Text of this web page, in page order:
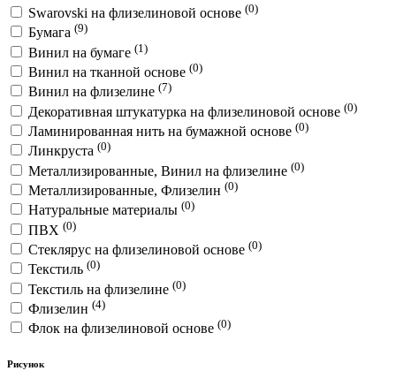
Swarovski на флизелиновой основе (0)
Бумага (9)
Винил на бумаге (1)
Винил на тканной основе (0)
Винил на флизелине (7)
Декоративная штукатурка на флизелиновой основе (0)
Ламинированная нить на бумажной основе (0)
Линкруста (0)
Металлизированные, Винил на флизелине (0)
Металлизированные, Флизелин (0)
Натуральные материалы (0)
ПВХ (0)
Стеклярус на флизелиновой основе (0)
Текстиль (0)
Текстиль на флизелине (0)
Флизелин (4)
Флок на флизелиновой основе (0)
Рисунок